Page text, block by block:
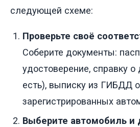
следующей схеме:
Проверьте своё
Соберите документы:
удостоверение, справку о
есть), выписку из ГИБДД
зарегистрированных
Выберите автомобиль и